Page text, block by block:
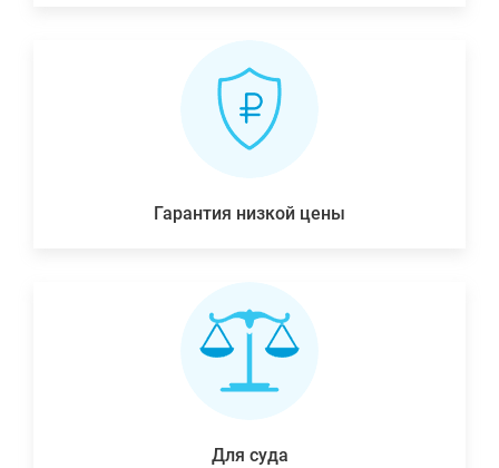
Гарантия низкой цены
Для суда